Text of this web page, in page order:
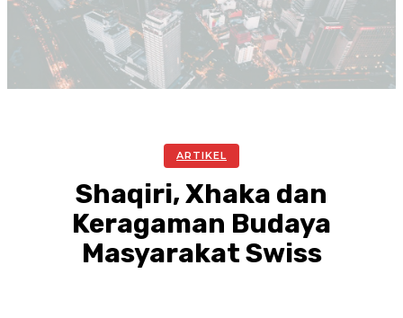
ARTIKEL
Shaqiri, Xhaka dan
Keragaman Budaya
Masyarakat Swiss